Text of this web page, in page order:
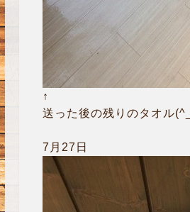
↑
送った後の残りのタオル
7月27日